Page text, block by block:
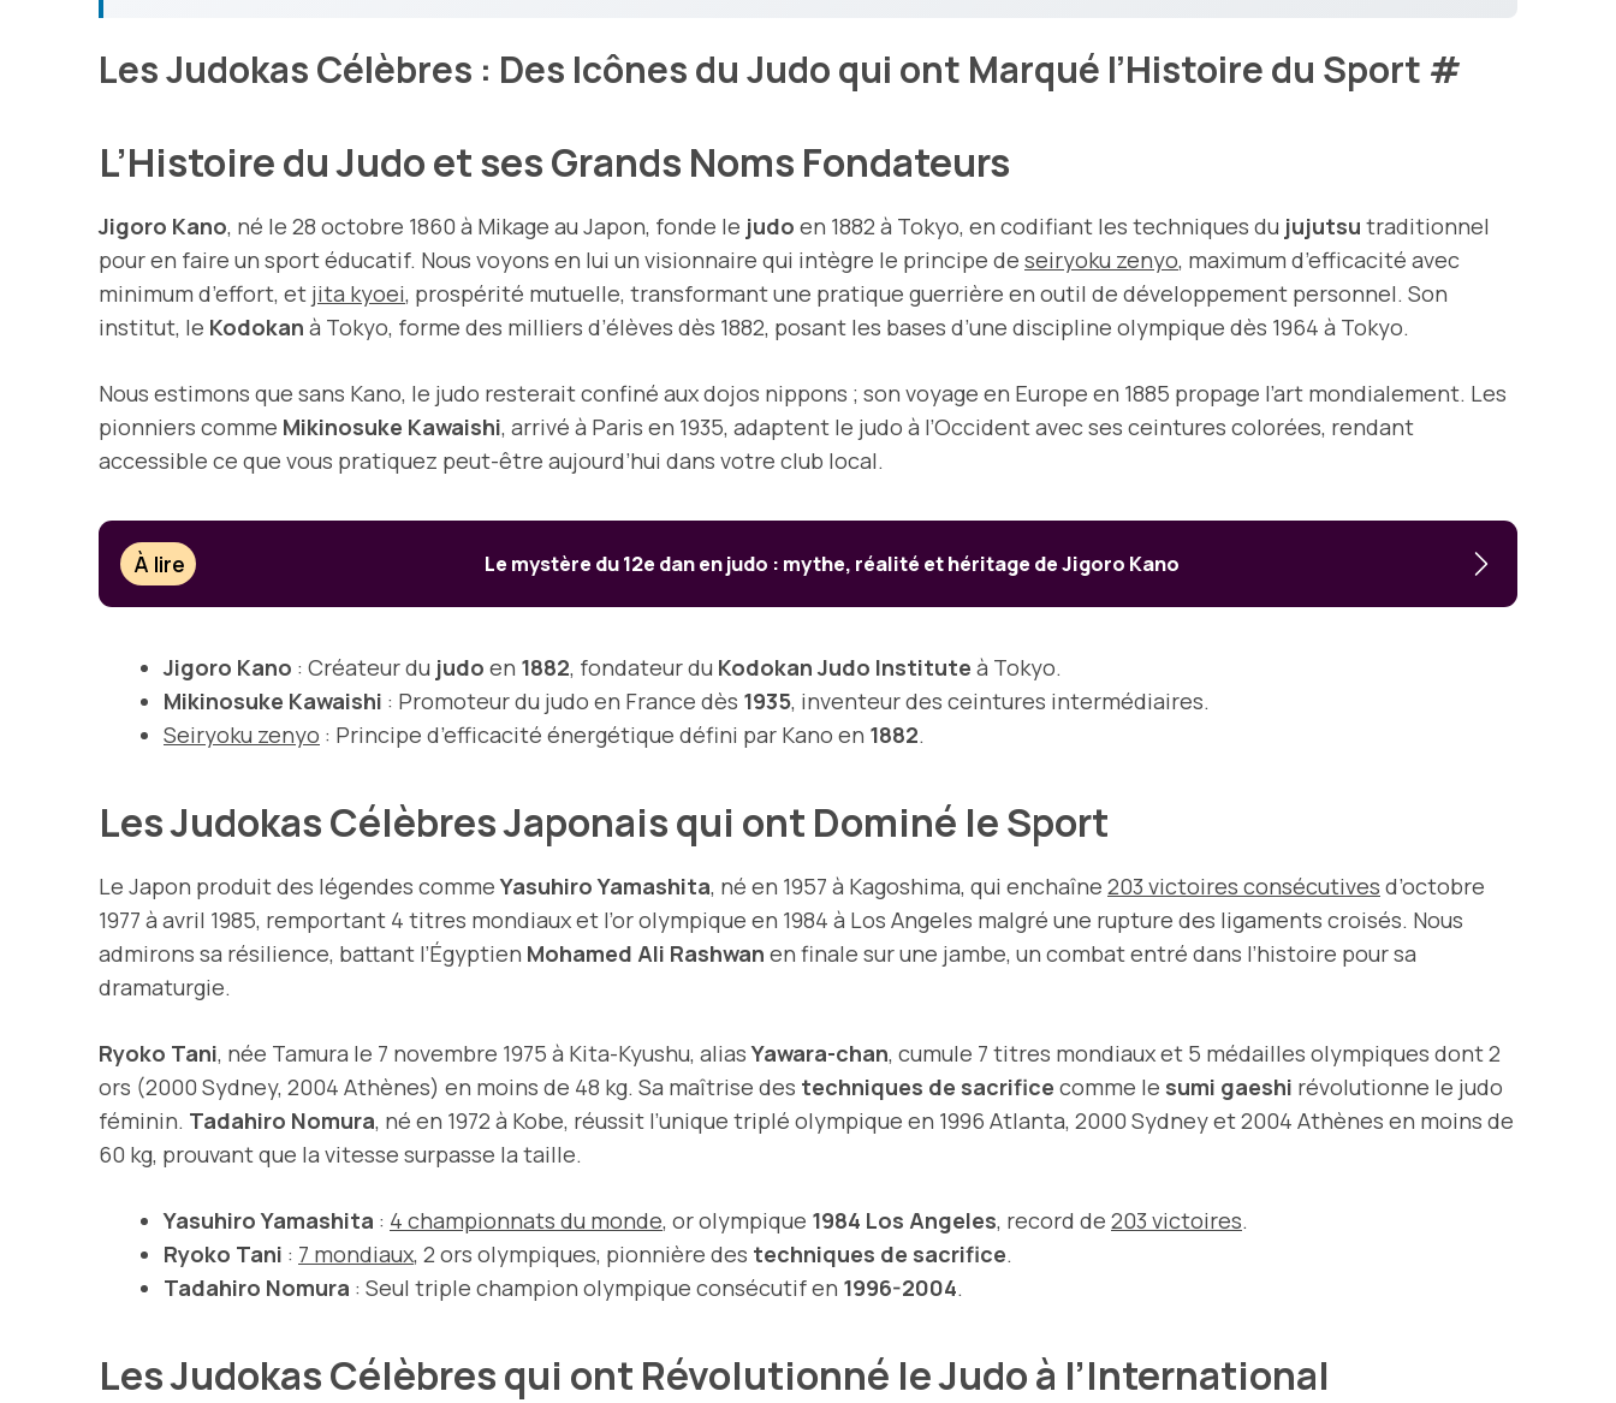
Les Judokas Célèbres : Des Icônes du Judo qui ont Marqué l’Histoire du Sport #
L’Histoire du Judo et ses Grands Noms Fondateurs
Jigoro Kano, né le 28 octobre 1860 à Mikage au Japon, fonde le judo en 1882 à Tokyo, en codifiant les techniques du jujutsu traditionnel
pour en faire un sport éducatif. Nous voyons en lui un visionnaire qui intègre le principe de seiryoku zenyo, maximum d’efficacité avec
minimum d’effort, et jita kyoei, prospérité mutuelle, transformant une pratique guerrière en outil de développement personnel. Son
institut, le Kodokan à Tokyo, forme des milliers d’élèves dès 1882, posant les bases d’une discipline olympique dès 1964 à Tokyo.
Nous estimons que sans Kano, le judo resterait confiné aux dojos nippons ; son voyage en Europe en 1885 propage l’art mondialement. Les
pionniers comme Mikinosuke Kawaishi, arrivé à Paris en 1935, adaptent le judo à l’Occident avec ses ceintures colorées, rendant
accessible ce que vous pratiquez peut-être aujourd’hui dans votre club local.
À lire Le mystère du 12e dan en judo : mythe, réalité et héritage de Jigoro Kano
Jigoro Kano : Créateur du judo en 1882, fondateur du Kodokan Judo Institute à Tokyo.
Mikinosuke Kawaishi : Promoteur du judo en France dès 1935, inventeur des ceintures intermédiaires.
Seiryoku zenyo : Principe d’efficacité énergétique défini par Kano en 1882.
Les Judokas Célèbres Japonais qui ont Dominé le Sport
Le Japon produit des légendes commeYasuhiro Yamashita, né en 1957 à Kagoshima, qui enchaîne 203 victoires consécutives d’octobre
1977 à avril 1985, remportant 4 titres mondiaux et l’or olympique en 1984 à Los Angeles malgré une rupture des ligaments croisés. Nous
admirons sa résilience, battant l’Égyptien Mohamed Ali Rashwan en finale sur une jambe, un combat entré dans l’histoire pour sa
dramaturgie.
Ryoko Tani, née Tamura le 7 novembre 1975 à Kita-Kyushu, aliasYawara-chan, cumule 7 titres mondiaux et 5 médailles olympiques dont 2
ors (2000 Sydney, 2004 Athènes) en moins de 48 kg. Sa maîtrise des techniques de sacrifice comme le sumi gaeshi révolutionne le judo
féminin. Tadahiro Nomura, né en 1972 à Kobe, réussit l’unique triplé olympique en 1996 Atlanta, 2000 Sydney et 2004 Athènes en moins de
60 kg, prouvant que la vitesse surpasse la taille.
Yasuhiro Yamashita : 4 championnats du monde, or olympique 1984 Los Angeles, record de 203 victoires.
Ryoko Tani : 7 mondiaux, 2 ors olympiques, pionnière des techniques de sacrifice.
Tadahiro Nomura : Seul triple champion olympique consécutif en 1996-2004.
Les Judokas Célèbres qui ont Révolutionné le Judo à l’International